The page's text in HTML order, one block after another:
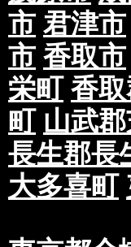
市 君津市
市 香取市
栄町 香
町 山武
長生郡長
大多喜町